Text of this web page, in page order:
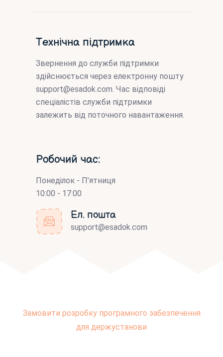
Технічна підтримка
Звернення до служби підтримки
здійснюється через електронну пошту
support@esadok.com. Час відповіді
спеціалістів служби підтримки
залежить від поточного навантаження.
Робочий час:
Понеділок - П’ятниця
10:00 - 17:00
Ел. пошта
support@esadok.com
Замовити розробку програмного забезпечення
для держустанови